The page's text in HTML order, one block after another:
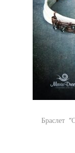
Браслет